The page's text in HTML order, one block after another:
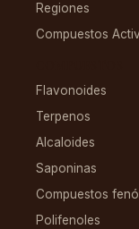
Regiones
Compuestos
Flavonoides
Terpenos
Alcaloides
Saponinas
Compuestos
Polifenoles